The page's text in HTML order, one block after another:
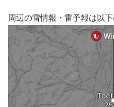
周辺の雷情報・雷予報は以下